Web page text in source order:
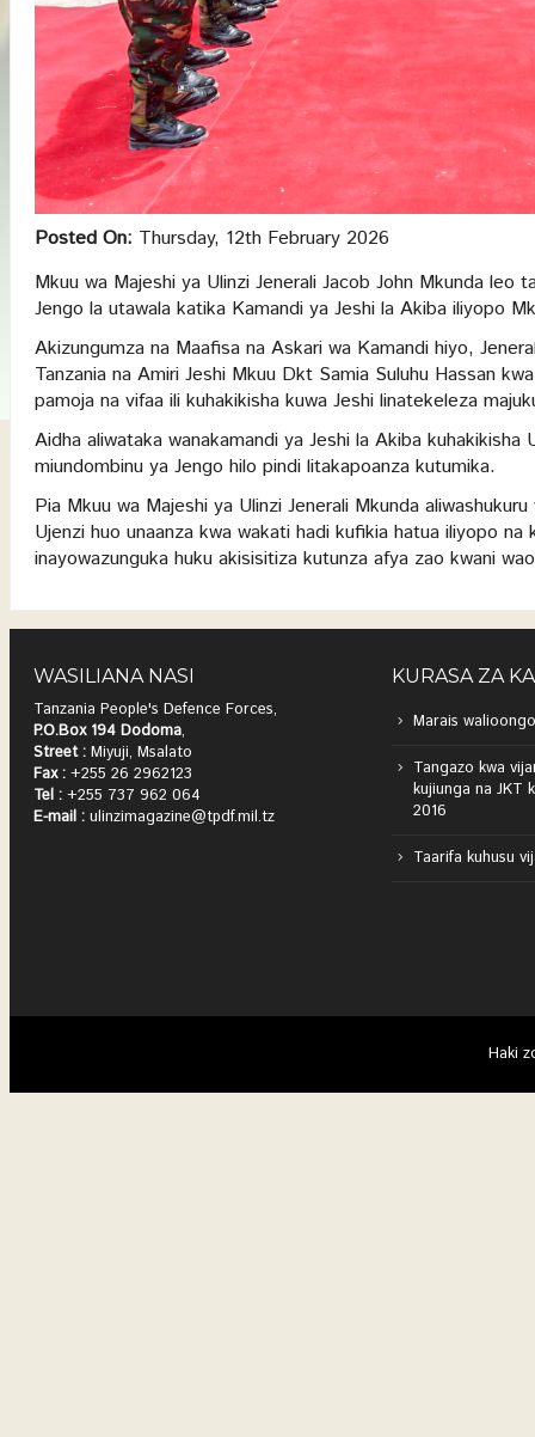
Posted On: Thursday, 12th February 2026
Mkuu wa Majeshi ya Ulinzi Jenerali Jacob John Mkunda
Jengo la utawala katika Kamandi ya Jeshi la Akiba iliyopo
Akizungumza na Maafisa na Askari wa Kamandi hiyo,
Tanzania na Amiri Jeshi Mkuu Dkt Samia Suluhu Hassan
pamoja na vifaa ili kuhakikisha kuwa Jeshi linatekeleza
Aidha aliwataka wanakamandi ya Jeshi la Akiba
miundombinu ya Jengo hilo pindi litakapoanza kutumika.
Pia Mkuu wa Majeshi ya Ulinzi Jenerali Mkunda
Ujenzi huo unaanza kwa wakati hadi kufikia hatua iliyopo
inayowazunguka huku akisisitiza kutunza afya zao kwani
WASILIANA NASI
Tanzania People's Defence Forces,
P.O.Box 194 Dodoma,
Street : Miyuji, Msalato
Fax : +255 26 2962123
Tel : +255 737 962 064
E-mail : ulinzimagazine@tpdf.mil.tz
KURASA ZA
Marais
Tangazo kwa
kujiunga na JKT
2016
Taarifa kuhusu
Haki